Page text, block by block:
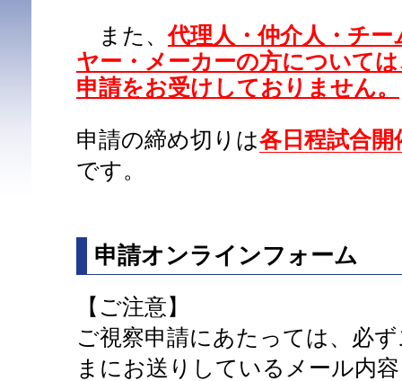
また、代理人・仲介人・チ
ヤー・メーカーの方について
申請をお受けしておりません。
申請の締め切りは各日程試合開
です。
申請オンラインフォーム
【ご注意】
ご視察申請にあたっては、必
まにお送りしているメール内